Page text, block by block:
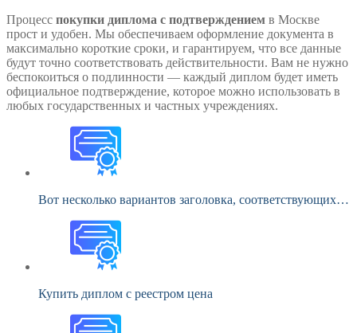
Процесс покупки диплома с подтверждением в Москве
прост и удобен. Мы обеспечиваем оформление документа в
максимально короткие сроки, и гарантируем, что все данные
будут точно соответствовать действительности. Вам не нужно
беспокоиться о подлинности — каждый диплом будет иметь
официальное подтверждение, которое можно использовать в
любых государственных и частных учреждениях.
Вот несколько вариантов заголовка, соответствующих…
Купить диплом с реестром цена